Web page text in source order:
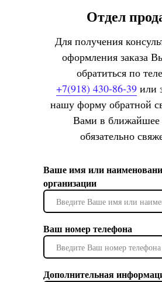
Сцинтиллятор - Csl : Tl /
Активная область - 423
Разрешение - 3328 x
Размер пиксела - 127 мкм
Число парлиний - 3.9 пл/
АЦП - 14/16 Бит
Время предпросмотра - ≤
Интерфейс - 1Gbps
Размеры (ШхВхГ) - 460 x
мм
Вес - 4 Кг
Ваше имя или
организации
Ваш номер телефона
Дополнительная
Отдел
Для получения
оформления заказа
обратиться по
+7(918) 430-86-39 или
нашу форму обратной
Вами в ближайшее
обязательно